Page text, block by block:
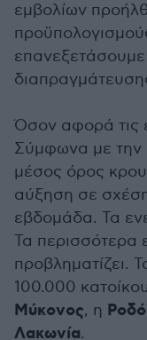
εμβολίων
Όσον αφορά τις
Σύμφωνα με την
μέσος όρος
αύξηση σε
εβδομάδα. Τα
Τα περισσότερα
προβληματίζει.
100.000
Μύκονος, η
Λακωνία.